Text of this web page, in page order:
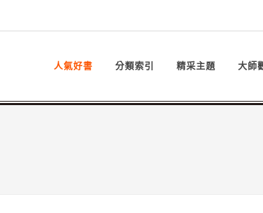
人氣好書 分類索引 精采主題 大師